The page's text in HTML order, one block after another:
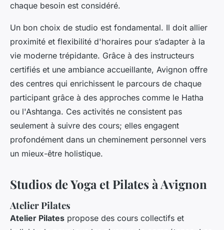
chaque besoin est considéré.
Un bon choix de studio est fondamental. Il doit allier
proximité et flexibilité d'horaires pour s’adapter à la
vie moderne trépidante. Grâce à des instructeurs
certifiés et une ambiance accueillante, Avignon offre
des centres qui enrichissent le parcours de chaque
participant grâce à des approches comme le Hatha
ou l'Ashtanga. Ces activités ne consistent pas
seulement à suivre des cours; elles engagent
profondément dans un cheminement personnel vers
un mieux-être holistique.
Studios de Yoga et Pilates à Avignon
Atelier Pilates
Atelier Pilates propose des cours collectifs et